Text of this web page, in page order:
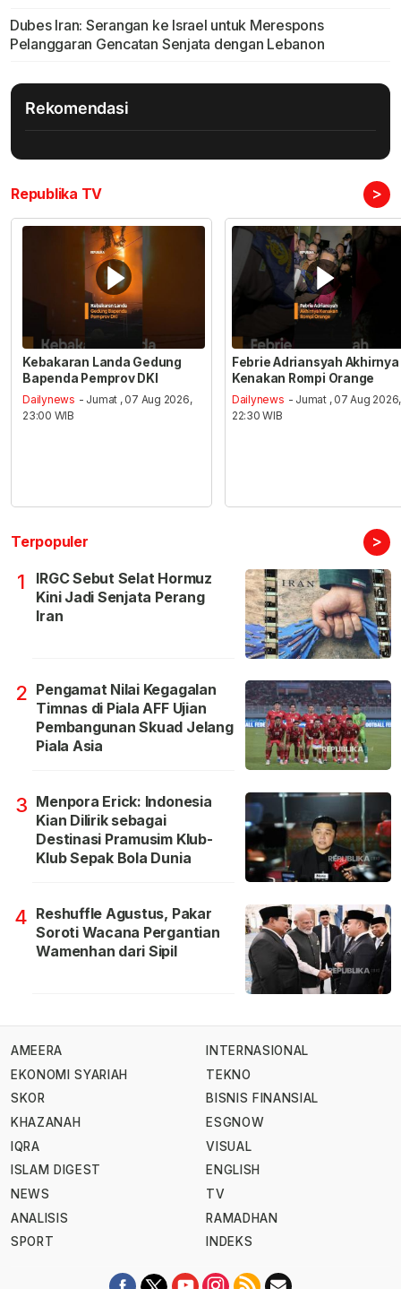
Dubes Iran: Serangan ke Israel untuk Merespons
Pelanggaran Gencatan Senjata dengan Lebanon
Rekomendasi
Republika TV >
Kebakaran Landa Gedung
Bapenda Pemprov DKI
Dailynews - Jumat , 07 Aug 2026,
23:00 WIB
Febrie Adriansyah Akhirnya
Kenakan Rompi Orange
Dailynews - Jumat , 07 Aug 2026,
22:30 WIB
Terpopuler >
1
IRGC Sebut Selat Hormuz
Kini Jadi Senjata Perang
Iran
2 Pengamat Nilai Kegagalan
Timnas di Piala AFF Ujian
Pembangunan Skuad Jelang
Piala Asia
3 Menpora Erick: Indonesia
Kian Dilirik sebagai
Destinasi Pramusim Klub-
Klub Sepak Bola Dunia
4 Reshuffle Agustus, Pakar
Soroti Wacana Pergantian
Wamenhan dari Sipil
AMEERA
EKONOMI SYARIAH
SKOR
KHAZANAH
IQRA
ISLAM DIGEST
NEWS
ANALISIS
SPORT
INTERNASIONAL
TEKNO
BISNIS FINANSIAL
ESGNOW
VISUAL
ENGLISH
TV
RAMADHAN
INDEKS